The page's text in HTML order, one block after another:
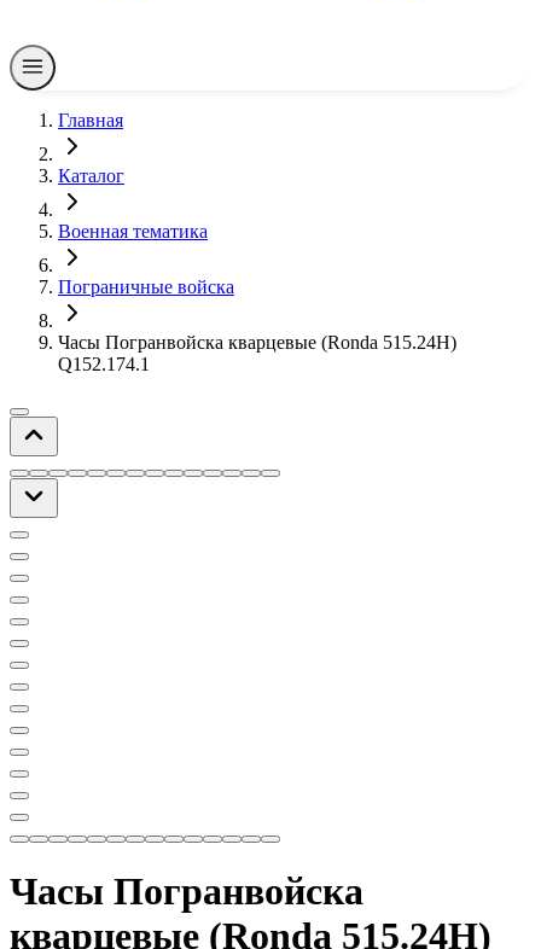
Главная
Каталог
Военная тематика
Пограничные войска
Часы Погранвойска кварцевые (Ronda 515.24H)
Q152.174.1
Часы Погранвойска
кварцевые (Ronda 515.24H)